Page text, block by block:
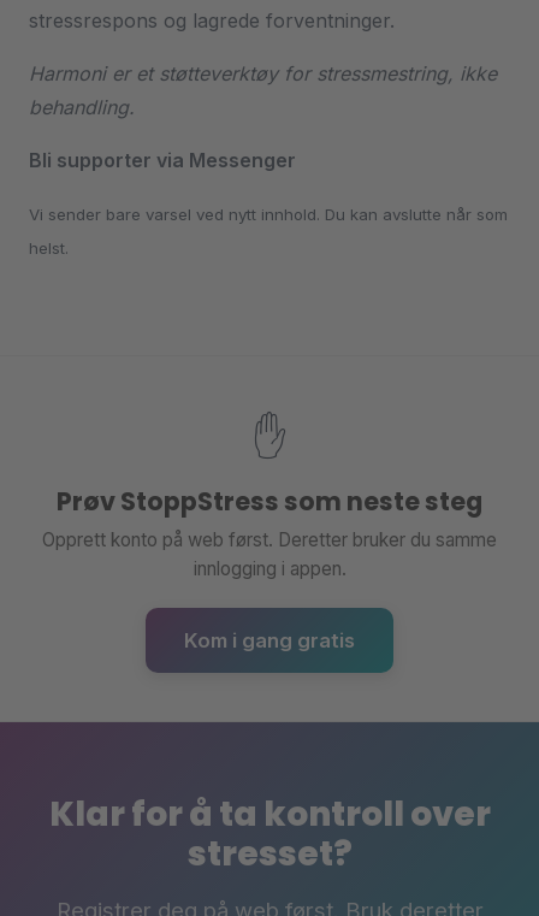
stressrespons og lagrede forventninger.
Harmoni er et støtteverktøy for stressmestring, ikke
behandling.
Bli supporter via Messenger
Vi sender bare varsel ved nytt innhold. Du kan avslutte når som
helst.
✋
Prøv StoppStress som neste steg
Opprett konto på web først. Deretter bruker du samme
innlogging i appen.
Kom i gang gratis
Klar for å ta kontroll over
stresset?
Registrer deg på web først. Bruk deretter